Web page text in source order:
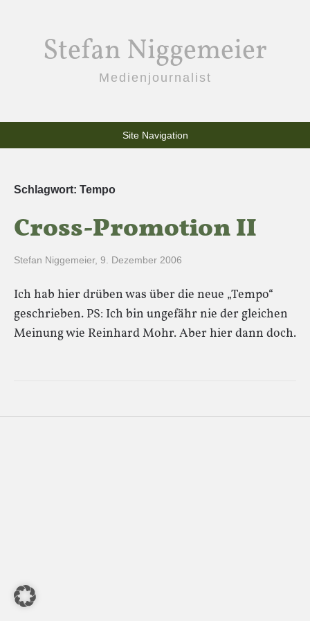
Stefan Niggemeier
Medienjournalist
Site Navigation
Schlagwort: Tempo
Cross-Promotion II
Stefan Niggemeier, 9. Dezember 2006
Ich hab hier drüben was über die neue „Tempo“
geschrieben. PS: Ich bin ungefähr nie der gleichen
Meinung wie Reinhard Mohr. Aber hier dann doch.